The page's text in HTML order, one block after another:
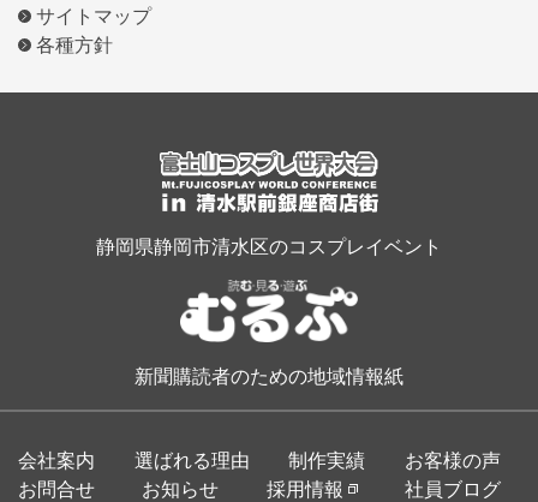
サイトマップ
各種方針
静岡県静岡市清水区のコスプレイベント
新聞購読者のための地域情報紙
会社案内 選ばれる理由 制作実績
お客様の声
お問合せ
お知らせ 採用情報
社員ブログ